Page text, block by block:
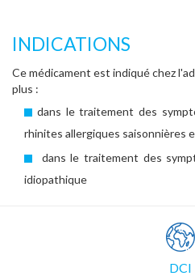
INDICATIONS
Ce médicament est indiqué chez
plus :
dans le traitement des
rhinites allergiques saisonnières
dans le traitement des
idiopathique
DCI